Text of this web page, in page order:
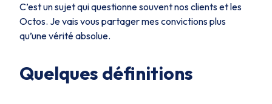
C’est un sujet qui questionne souvent nos clients et les
Octos. Je vais vous partager mes convictions plus
qu’une vérité absolue.
Quelques définitions